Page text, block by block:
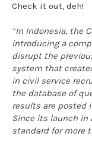
Check it out, deh!
“In Indonesia, the
introducing a
disrupt the
system that
in civil service
the database of
results are posted
Since its launch in
standard for more